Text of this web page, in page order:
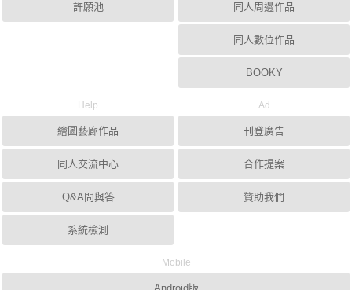
許願池 同人周邊作品
同人數位作品
BOOKY
Help
繪圖藝廊作品
同人交流中心
Q&A問與答
系統檢測
Ad
刊登廣告
合作提案
贊助我們
Mobile